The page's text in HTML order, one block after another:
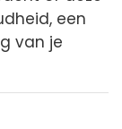
een
van je